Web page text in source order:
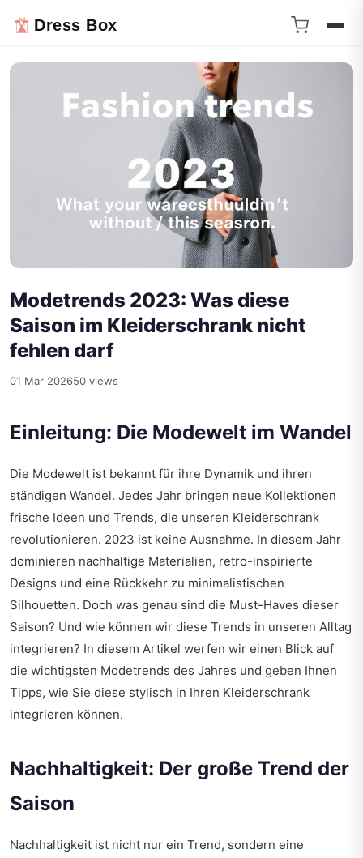
Dress Box
Modetrends 2023: Was diese
Saison im Kleiderschrank nicht
fehlen darf
01 Mar 202650 views
Einleitung: Die Modewelt im Wandel
Die Modewelt ist bekannt für ihre Dynamik und ihren
ständigen Wandel. Jedes Jahr bringen neue Kollektionen
frische Ideen und Trends, die unseren Kleiderschrank
revolutionieren. 2023 ist keine Ausnahme. In diesem Jahr
dominieren nachhaltige Materialien, retro-inspirierte
Designs und eine Rückkehr zu minimalistischen
Silhouetten. Doch was genau sind die Must-Haves dieser
Saison? Und wie können wir diese Trends in unseren Alltag
integrieren? In diesem Artikel werfen wir einen Blick auf
die wichtigsten Modetrends des Jahres und geben Ihnen
Tipps, wie Sie diese stylisch in Ihren Kleiderschrank
integrieren können.
Nachhaltigkeit: Der große Trend der
Saison
Nachhaltigkeit ist nicht nur ein Trend, sondern eine